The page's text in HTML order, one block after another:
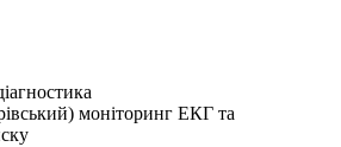
моніторинг ЕКГ та